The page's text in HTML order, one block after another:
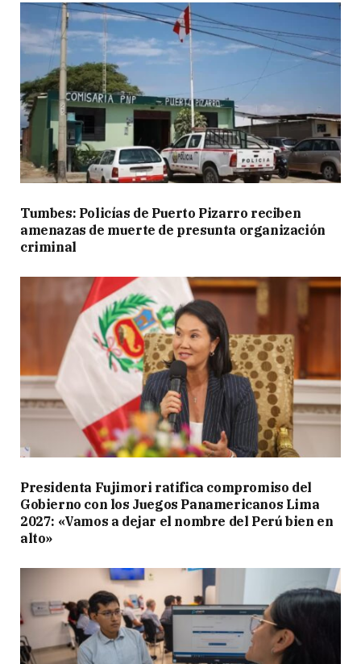
Tumbes: Policías de Puerto Pizarro reciben
amenazas de muerte de presunta organización
criminal
Presidenta Fujimori ratifica compromiso del
Gobierno con los Juegos Panamericanos Lima
2027: «Vamos a dejar el nombre del Perú bien en
alto»